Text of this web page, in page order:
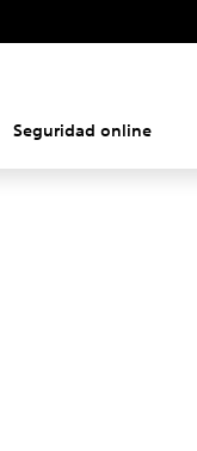
Seguridad online